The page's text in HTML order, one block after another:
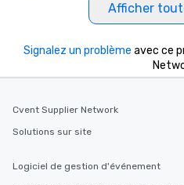
Afficher
Signalez un problème avec ce
Cvent Supplier Network
Solutions sur site
Logiciel de gestion d'événement